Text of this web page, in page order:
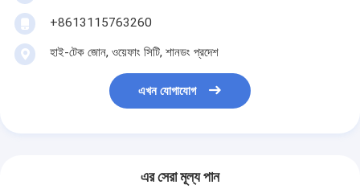
+8613115763260
হাই-টেক জোন, ওয়েফাং সিটি, শানডং প্রদেশ
এখন যোগাযোগ
এর সেরা মূল্য পান